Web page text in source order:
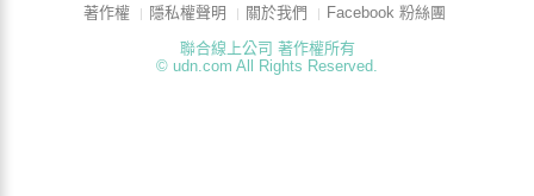
著作權 隱私權聲明 關於我們
Facebook 粉絲團
聯合線上公司 著作權所有
© udn.com All Rights Reserved.